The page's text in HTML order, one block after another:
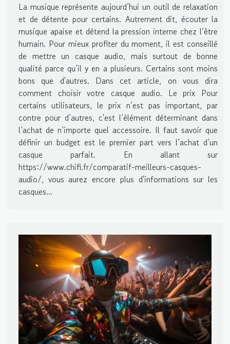
La musique représente aujourd’hui un outil de relaxation
et de détente pour certains. Autrement dit, écouter la
musique apaise et détend la pression interne chez l’être
humain. Pour mieux profiter du moment, il est conseillé
de mettre un casque audio, mais surtout de bonne
qualité parce qu’il y en a plusieurs. Certains sont moins
bons que d'autres. Dans cet article, on vous dira
comment choisir votre casque audio. Le prix Pour
certains utilisateurs, le prix n’est pas important, par
contre pour d’autres, c'est l’élément déterminant dans
l’achat de n’importe quel accessoire. Il faut savoir que
définir un budget est le premier part vers l’achat d’un
casque parfait. En allant sur
https://www.chifi.fr/comparatif-meilleurs-casques-
audio/, vous aurez encore plus d'informations sur les
casques...